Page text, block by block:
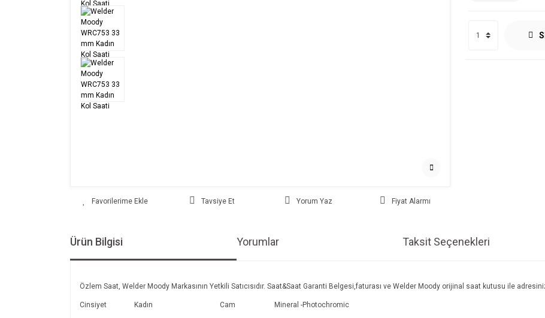
Tavsiye Et Yorum Yaz Fiyat Alarmı
Ürün Bilgisi Yorumlar Taksit Seçenekleri
Özlem Saat, Welder Moody Markasının Yetkili Satıcısıdır. Saat&Saat Garanti Belgesi,faturası ve Welder Moody orijinal saat kutusu ile
Cinsiyet Kadın Cam Mineral -Photochromic